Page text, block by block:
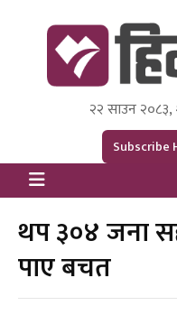
Himal Press
Dot NewsyNepal
२२ साउन
Subscribe
थप ३०४ जना
पाए बचत